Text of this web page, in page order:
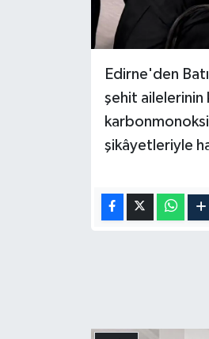
Edirne'den
şehit ailelerinin
şikâyetleriyle